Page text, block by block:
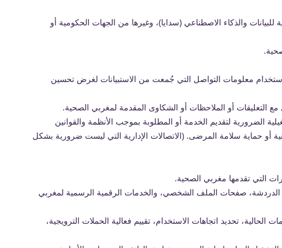
للبيانات والذكاء الاصطناعي (سدايا)، وغيرها من الجهات الحكومية أو
معلومات التواصل التي جُمعت من الاستبيانات لغرض تحسين
التعليقات أو الملاحظات أو الشكاوى المقدمة لمغربي الصحية.
الضرورية لتقديم الخدمة أو المطلوبة بموجب الأنظمة والقوانين
أو حماية سلامة المرضى. (الاتصالات الإدارية التي ليست ضرورية بشكل
التي تقدمها مغربي الصحية.
صفحات الملف الشخصي، والخدمات الرقمية الرسمية لمغربي
تحديد اتجاهات الاستخدام، تقييم فعالية الحملات الترويجية،